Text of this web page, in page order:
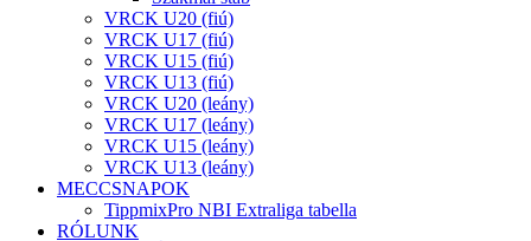
VRCK U20 (fiú)
VRCK U17 (fiú)
VRCK U15 (fiú)
VRCK U13 (fiú)
VRCK U20 (leány)
VRCK U17 (leány)
VRCK U15 (leány)
VRCK U13 (leány)
MECCSNAPOK
TippmixPro NBI Extraliga tabella
RÓLUNK